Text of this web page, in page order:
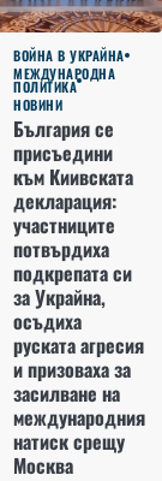
ВОЙНА В УКРАЙНА
МЕЖДУНАРОДНА
ПОЛИТИКА
НОВИНИ
България се
присъедини
към Киивската
декларация:
участниците
потвърдиха
подкрепата си
за Украйна,
осъдиха
руската агресия
и призоваха за
засилване на
международния
натиск срещу
Москва